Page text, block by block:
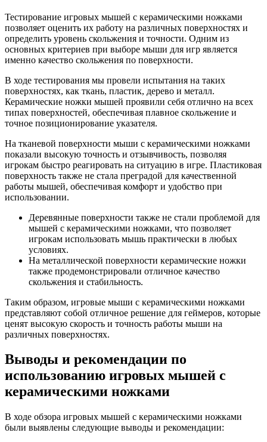
Тестирование игровых мышей с керамическими ножками
позволяет оценить их работу на различных поверхностях и
определить уровень скольжения и точности. Одним из
основных критериев при выборе мыши для игр является
именно качество скольжения по поверхности.
В ходе тестирования мы провели испытания на таких
поверхностях, как ткань, пластик, дерево и металл.
Керамические ножки мышей проявили себя отлично на всех
типах поверхностей, обеспечивая плавное скольжение и
точное позиционирование указателя.
На тканевой поверхности мыши с керамическими ножками
показали высокую точность и отзывчивость, позволяя
игрокам быстро реагировать на ситуацию в игре. Пластиковая
поверхность также не стала преградой для качественной
работы мышей, обеспечивая комфорт и удобство при
использовании.
Деревянные поверхности также не стали проблемой для
мышей с керамическими ножками, что позволяет
игрокам использовать мышь практически в любых
условиях.
На металлической поверхности керамические ножки
также продемонстрировали отличное качество
скольжения и стабильность.
Таким образом, игровые мыши с керамическими ножками
представляют собой отличное решение для геймеров, которые
ценят высокую скорость и точность работы мыши на
различных поверхностях.
Выводы и рекомендации по
использованию игровых мышей с
керамическими ножками
В ходе обзора игровых мышей с керамическими ножками
были выявлены следующие выводы и рекомендации: